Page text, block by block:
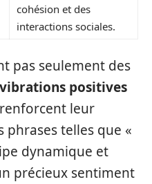
cohésion et des
interactions sociales.
pas seulement des
vibrations positives
leur
phrases telles que «
dynamique et
précieux sentiment